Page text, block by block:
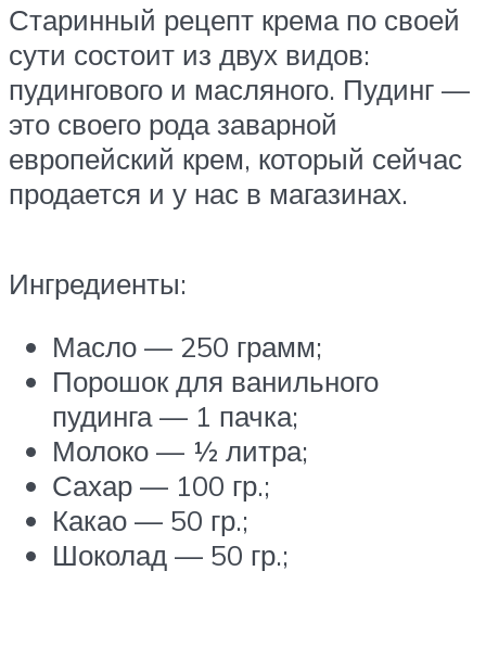
Старинный рецепт крема по своей
сути состоит из двух видов:
пудингового и масляного. Пудинг —
это своего рода заварной
европейский крем, который сейчас
продается и у нас в магазинах.
Ингредиенты:
Масло — 250 грамм;
Порошок для ванильного
пудинга — 1 пачка;
Молоко — ½ литра;
Сахар — 100 гр.;
Какао — 50 гр.;
Шоколад — 50 гр.;